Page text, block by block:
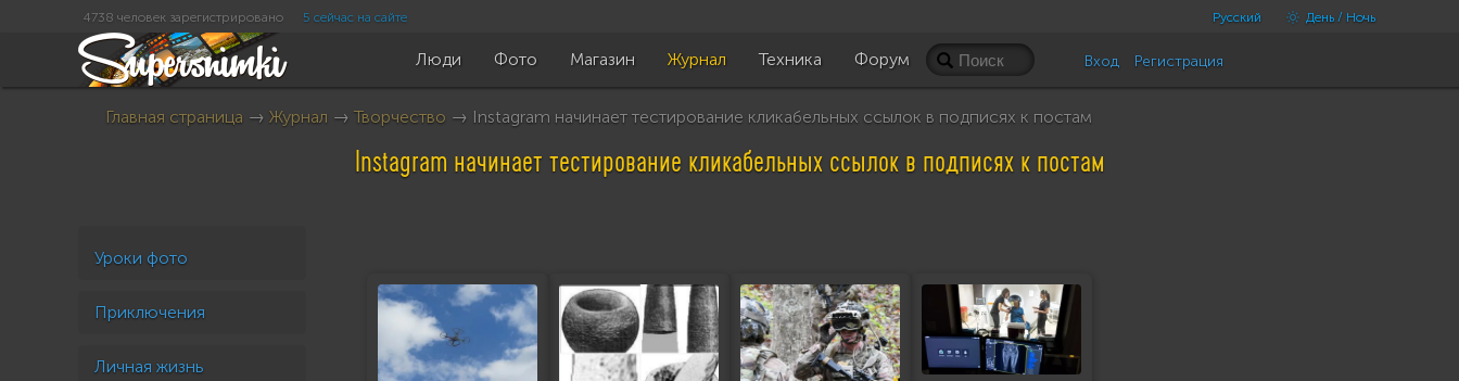
Русский День / Ночь
4738 человек зарегистрировано 5 сейчас на сайте
Люди Фото Магазин Журнал Техника Форум Вход Регистрация
Главная страница → Журнал → Творчество → Instagram начинает тестирование кликабельных ссылок в подписях к постам
Instagram начинает тестирование кликабельных ссылок в подписях к постам
Уроки фото
Приключения
Личная жизнь